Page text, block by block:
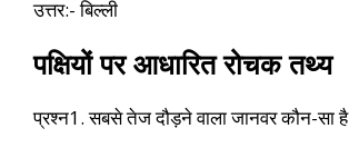
उत्तर:- बिल्ली
पक्षियों पर आधारित रोचक तथ्य
प्रश्न1. सबसे तेज दौड़ने वाला जानवर कौन-सा है